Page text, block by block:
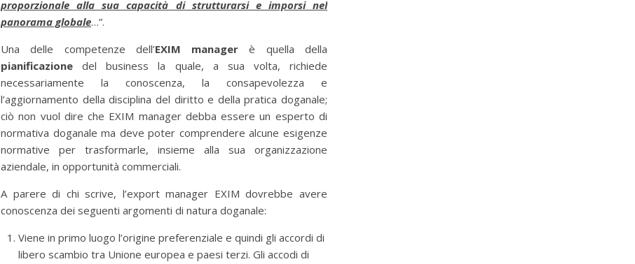
proporzionale alla sua capacità di strutturarsi e imporsi nel
panorama globale…”.
Una delle competenze dell’EXIM managerè quella della
pianificazione del business la quale, a sua volta, richiede
necessariamente la conoscenza, la consapevolezza e
l’aggiornamento della disciplina del diritto e della pratica doganale;
ciò non vuol dire che EXIM manager debba essere un esperto di
normativa doganale ma deve poter comprendere alcune esigenze
normative per trasformarle, insieme alla sua organizzazione
aziendale, in opportunità commerciali.
A parere di chi scrive, l’export manager EXIM dovrebbe avere
conoscenza dei seguenti argomenti di natura doganale:
Viene in primo luogo l’origine preferenziale e quindi gli accordi di
libero scambio tra Unione europea e paesi terzi. Gli accodi di